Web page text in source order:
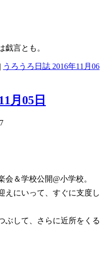
戯言とも。
| うろうろ日誌 2016年11月06
月05日
＆学校公開@小学校。
えにいって、すぐに支度し
ぶして、さらに近所をくる